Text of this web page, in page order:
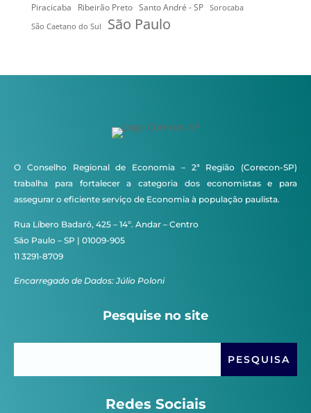
Piracicaba Ribeirão Preto Santo André - SP
Sorocaba
São Caetano do Sul
São Paulo
O Conselho Regional de Economia – 2ª Região (Corecon-SP)
trabalha para fortalecer a categoria dos economistas e para
assegurar o eficiente serviço de Economia à população paulista.
Rua Líbero Badaró, 425 – 14º. Andar – Centro
São Paulo – SP | 01009-905
11 3291-8709
Encarregado de Dados: Júlio Poloni
Pesquise no site
Redes Sociais